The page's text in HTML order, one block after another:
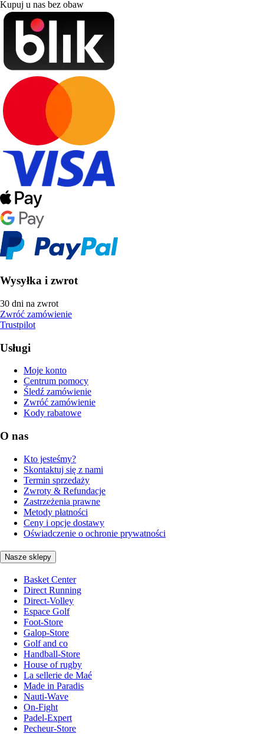
Kupuj u nas bez obaw
Wysyłka i zwrot
30 dni na zwrot
Zwróć zamówienie
Trustpilot
Usługi
Moje konto
Centrum pomocy
Śledź zamówienie
Zwróć zamówienie
Kody rabatowe
O nas
Kto jesteśmy?
Skontaktuj się z nami
Termin sprzedaży
Zwroty & Refundacje
Zastrzeżenia prawne
Metody płatności
Ceny i opcje dostawy
Oświadczenie o ochronie prywatności
Nasze sklepy
Basket Center
Direct Running
Direct-Volley
Espace Golf
Foot-Store
Galop-Store
Golf and co
Handball-Store
House of rugby
La sellerie de Maé
Made in Paradis
Nauti-Wave
On-Fight
Padel-Expert
Pecheur-Store